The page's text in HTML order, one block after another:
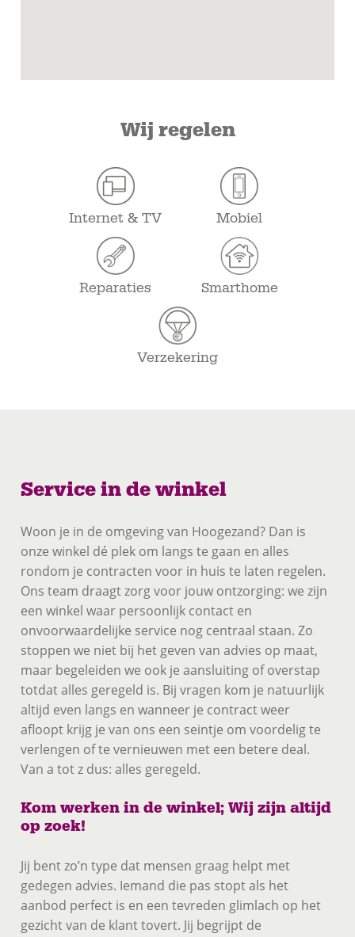
Wij regelen
Internet & TV Mobiel
Reparaties Smarthome
Verzekering
Service in de winkel
Woon je in de omgeving van Hoogezand? Dan is
onze winkel dé plek om langs te gaan en alles
rondom je contracten voor in huis te laten regelen.
Ons team draagt zorg voor jouw ontzorging: we zijn
een winkel waar persoonlijk contact en
onvoorwaardelijke service nog centraal staan. Zo
stoppen we niet bij het geven van advies op maat,
maar begeleiden we ook je aansluiting of overstap
totdat alles geregeld is. Bij vragen kom je natuurlijk
altijd even langs en wanneer je contract weer
afloopt krijg je van ons een seintje om voordelig te
verlengen of te vernieuwen met een betere deal.
Van a tot z dus: alles geregeld.
Kom werken in de winkel; Wij zijn altijd
op zoek!
Jij bent zo’n type dat mensen graag helpt met
gedegen advies. Iemand die pas stopt als het
aanbod perfect is en een tevreden glimlach op het
gezicht van de klant tovert. Jij begrijpt de